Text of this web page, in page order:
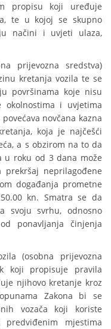
propisu koji uređuje
te u kojoj se skupno
načini i uvjeti ulaza,
prijevozna sredstva)
kretanja vozila te se
površinama koje nisu
i uvjetima
novčana kazna
koja je najčešći
a s obzirom na to da
u roku od 3 dana može
neprilagođene
događanja prometne
kn. Smatra se da
svoju svrhu, odnosno
ponavljanja činjenja
(osobna prijevozna
koji propisuje pravila
njihovo kretanje kroz
Zakona bi se
vozača koji koriste
mjestima